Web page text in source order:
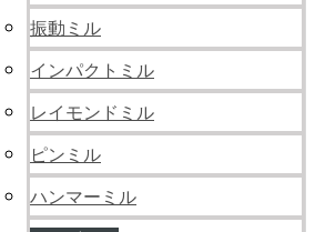
振動ミル
インパクトミル
レイモンドミル
ピンミル
ハンマーミル